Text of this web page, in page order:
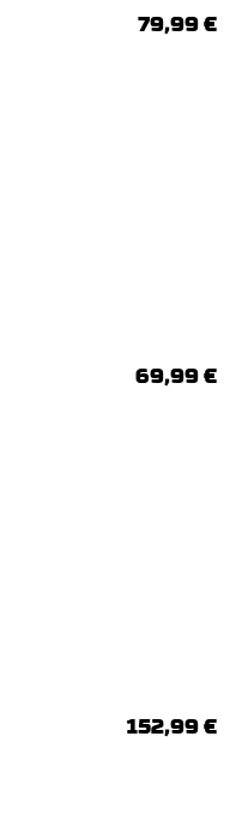
79,99 €
69,99 €
152,99 €